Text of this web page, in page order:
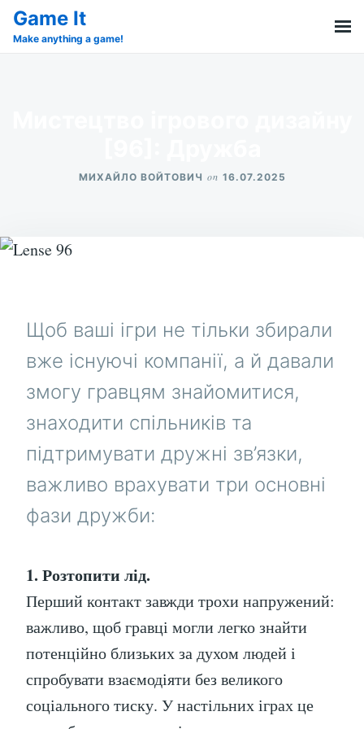
SkipSearch
for:
Game It
Make anything a game!
МИХАЙЛО ВОЙТОВИЧ on 16.07.2025
Щоб ваші ігри не тільки збирали
вже існуючі компанії, а й давали
змогу гравцям знайомитися,
знаходити спільників та
підтримувати дружні зв’язки,
важливо врахувати три основні
фази дружби:
1. Розтопити лід.
Перший контакт завжди трохи напружений:
важливо, щоб гравці могли легко знайти
потенційно близьких за духом людей і
спробувати взаємодіяти без великого
соціального тиску. У настільних іграх це